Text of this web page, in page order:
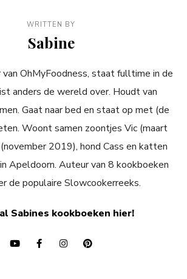
WRITTEN BY
Sabine
van OhMyFoodness, staat fulltime in de
anders de wereld over. Houdt van
Gaat naar bed en staat op met (de
Woont samen zoontjes Vic (maart
2019), hond Cass en katten
Apeldoorn. Auteur van 8 kookboeken
de populaire Slowcookerreeks.
Sabines kookboeken hier!